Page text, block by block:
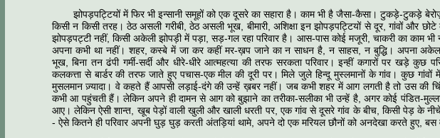
झोपड़पट्टियों में फिर भी इन्सानी समूहों को एक दूसरे का सहारा है। काम भी है जैसा-कैसा। टुकड़े-टुकड़े
किसी न किसी तरह। ठेठ असली गरीबी, ठेठ असली भूख, बीमारी, अशिक्षा इन झोपड़पट्टियों से दूर, गांवों और छोटे
झोपड़पट्टी नहीं, किसी अकेली झोपड़ी में पड़ा, सड़-गल रहा परिवार है। आस-पास कोई मजूरी, चाकरी का काम भी
अपना कभी था नहीं। शहर, कस्बे में जा कर कहीं मर-ख़प जाने का न साधन है, न साहस, न बुद्धि। अपना
भूख, बिना तन ढंपी गर्मी-सर्दी और धीरे-धीरे आत्महत्या की तरफ सरकता परिवार। इन्हीं कगारों पर खड़े कुछ
कलकत्ता से बार्डर की तरफ जाते हुए पचास-एक मील की दूरी पर। मिले जुले हिन्दू मुस्लमानों के गांव। कुछ गांवों
मुसलमान ज़्यादा। वे कहते हैं आपसी लड़ाई-दंगे की उन्हें ख़बर नहीं। जब कभी शहर में आग लगती है तो उस की
कभी आ पहुंचती हैं। लेकिन अपने ही दामन से आग को बुझाने का तरीका-सलीका भी उन्हें है, अगर कोई पंडित-
आए। लेकिन ऐसी शान्त, खूब पेड़ों वाली खुली और खाली धरती पर, एक गांव से दूसरे गांव के बीच, किसी पेड़ के नीचे
- ऐसे कितने ही परिवार अपनी घुड़ घुड़ करती अंतड़ियां थामे, अपने दो एक मरियल छौनों को अनदेखा करते हुए, बस